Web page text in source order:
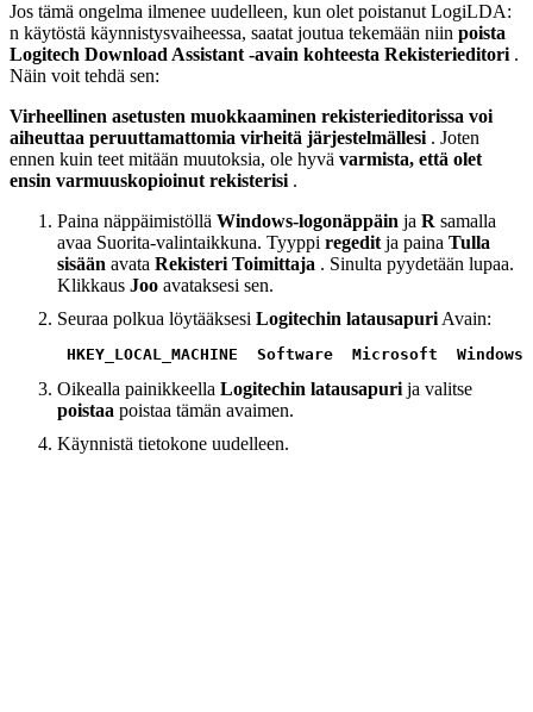
Jos tämä ongelma ilmenee uudelleen, kun olet poistanut LogiLDA:
n käytöstä käynnistysvaiheessa, saatat joutua tekemään niin poista
Logitech Download Assistant -avain kohteesta Rekisterieditori .
Näin voit tehdä sen:
Virheellinen asetusten muokkaaminen rekisterieditorissa voi
aiheuttaa peruuttamattomia virheitä järjestelmällesi . Joten
ennen kuin teet mitään muutoksia, ole hyvä varmista, että olet
ensin varmuuskopioinut rekisterisi .
Paina näppäimistöllä Windows-logonäppäin ja R samalla
avaa Suorita-valintaikkuna. Tyyppi regedit ja paina Tulla
sisään avata Rekisteri Toimittaja . Sinulta pyydetään lupaa.
Klikkaus Joo avataksesi sen.
Seuraa polkua löytääksesi Logitechin latausapuri Avain:
HKEY_LOCAL_MACHINE  Software  Microsoft
Oikealla painikkeella Logitechin latausapuri ja valitse
poistaa poistaa tämän avaimen.
Käynnistä tietokone uudelleen.